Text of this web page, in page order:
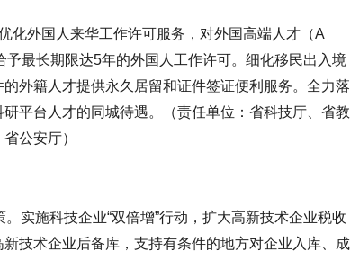
化外国人来华工作许可服务，对外国高端人才（A
予最长期限达5年的外国人工作许可。细化移民出入境
外籍人才提供永久居留和证件签证便利服务。全力落
平台人才的同城待遇。（责任单位：省科技厅、省教
公安厅）
实施科技企业“双倍增”行动，扩大高新技术企业税收
技术企业后备库，支持有条件的地方对企业入库、成